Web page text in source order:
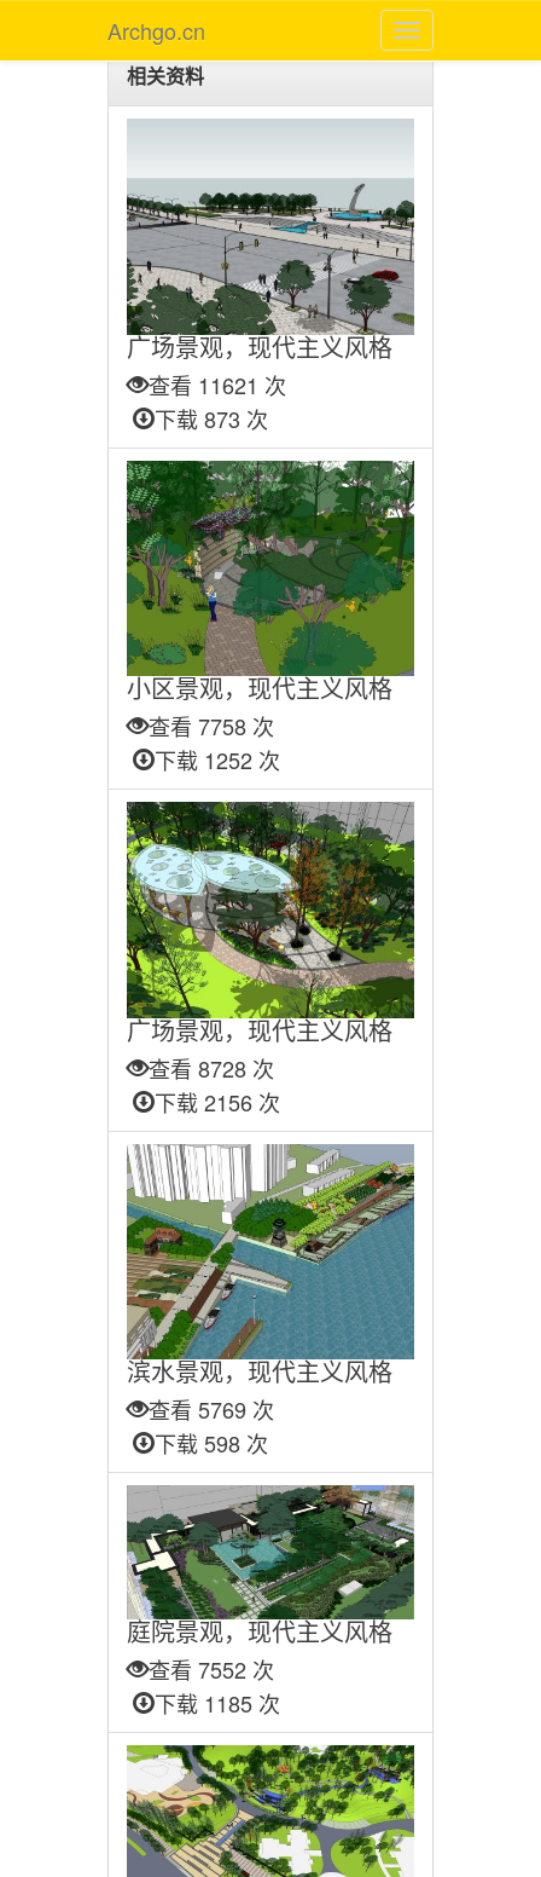
Archgo.cn
相关资料
广场景观，现代主义风格
查看 11621 次
下载 873 次
小区景观，现代主义风格
查看 7758 次
下载 1252 次
广场景观，现代主义风格
查看 8728 次
下载 2156 次
滨水景观，现代主义风格
查看 5769 次
下载 598 次
庭院景观，现代主义风格
查看 7552 次
下载 1185 次